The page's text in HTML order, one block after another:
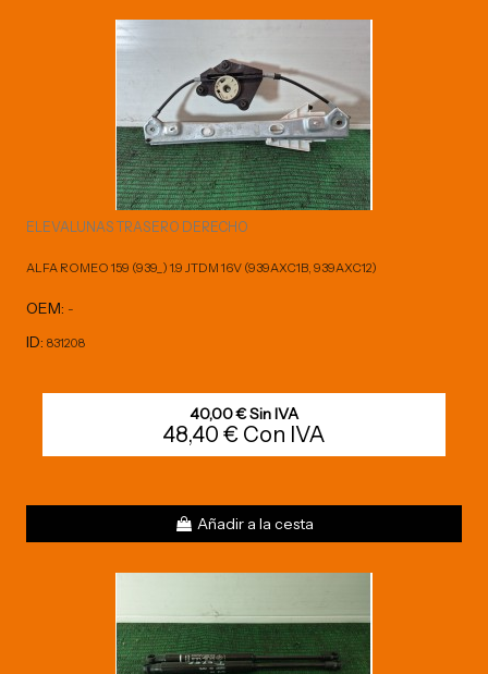
ELEVALUNAS TRASERO DERECHO
ALFA ROMEO 159 (939_) 1.9 JTDM 16V (939AXC1B, 939AXC12)
OEM: -
ID: 831208
40,00 € Sin IVA
48,40 € Con IVA
Añadir a la cesta